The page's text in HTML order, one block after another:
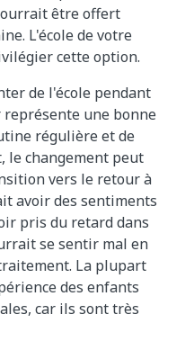
être offert
L'école de votre
cette option.
de l'école pendant
une bonne
régulière et de
le changement peut
vers le retour à
avoir des sentiments
pris du retard dans
se sentir mal en
La plupart
des enfants
car ils sont très